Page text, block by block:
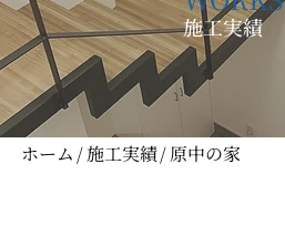
施工実績
ホーム /施工実績/原中の家